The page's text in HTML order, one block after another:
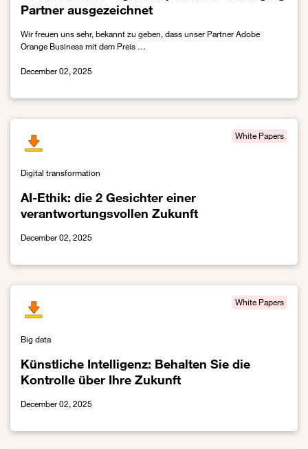
Partner ausgezeichnet
Wir freuen uns sehr, bekannt zu geben, dass unser Partner Adobe
Orange Business mit dem Preis …
December 02, 2025
Link zur OB: Als Adobe Digital Experience - Emerging Partner
AI-Ethik: die 2 Gesichter einer
verantwortungsvollen Zukunft
White Papers
Digital transformation
December 02, 2025
Link zur AI-Ethik: die 2 Gesichter einer verantwortungsvollen
Künstliche Intelligenz: Behalten Sie die
Kontrolle über Ihre Zukunft
White Papers
Big data
December 02, 2025
Link zur Künstliche Intelligenz: Behalten Sie die Kontrolle über